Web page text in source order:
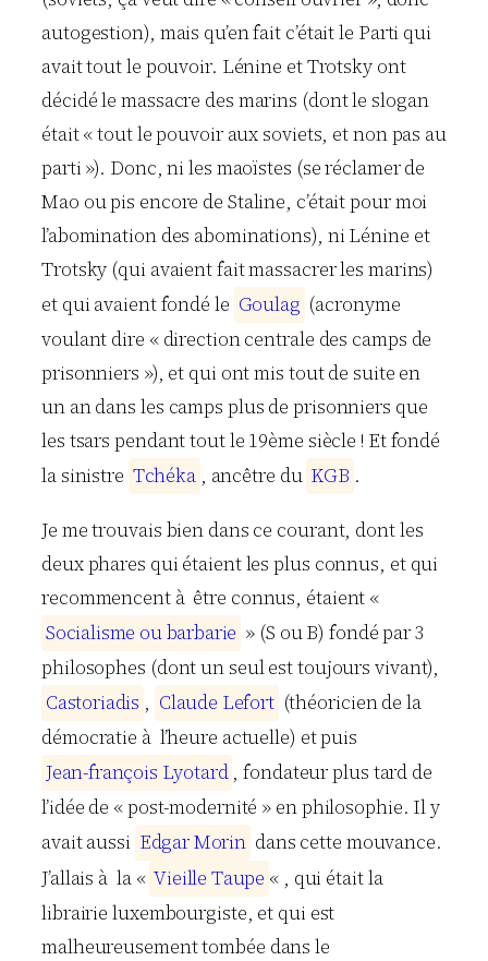
autogestion), mais qu’en fait c’était le Parti qui
avait tout le pouvoir. Lénine et Trotsky ont
décidé le massacre des marins (dont le slogan
était « tout le pouvoir aux soviets, et non pas au
parti »). Donc, ni les maoïstes (se réclamer de
Mao ou pis encore de Staline, c’était pour moi
l’abomination des abominations), ni Lénine et
Trotsky (qui avaient fait massacrer les marins)
et qui avaient fondé le Goulag (acronyme
voulant dire « direction centrale des camps de
prisonniers »), et qui ont mis tout de suite en
un an dans les camps plus de prisonniers que
les tsars pendant tout le 19ème siècle ! Et fondé
la sinistre Tchéka , ancêtre du KGB .
Je me trouvais bien dans ce courant, dont les
deux phares qui étaient les plus connus, et qui
recommencent à être connus, étaient «
Socialisme oubarbarie » (S ou B) fondé par 3
philosophes (dont un seul est toujours vivant),
Castoriadis , Claude Lefort (théoricien de la
démocratie à l’heure actuelle) et puis
Jean-françois Lyotard , fondateur plus tard de
l’idée de « post-modernité » en philosophie. Il y
avait aussi EdgarMorin dans cette mouvance.
J’allais à la « Vieille Taupe « , qui était la
librairie luxembourgiste, et qui est
malheureusement tombée dans le